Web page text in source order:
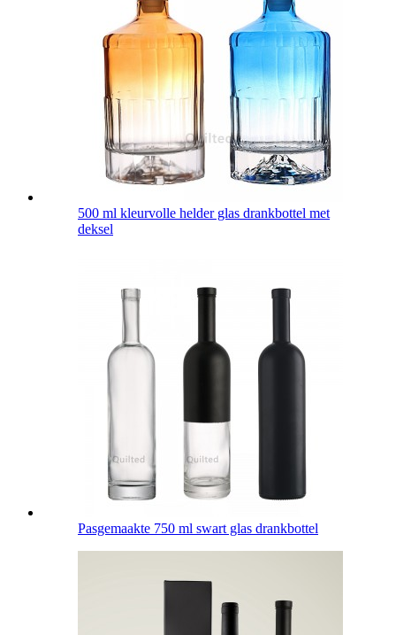
500 ml kleurvolle helder glas drankbottel met
deksel
Pasgemaakte 750 ml swart glas drankbottel